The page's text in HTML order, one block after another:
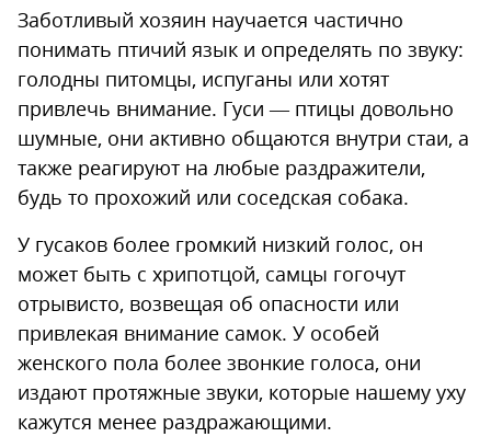
Заботливый хозяин научается частично
понимать птичий язык и определять по звуку:
голодны питомцы, испуганы или хотят
привлечь внимание. Гуси — птицы довольно
шумные, они активно общаются внутри стаи, а
также реагируют на любые раздражители,
будь то прохожий или соседская собака.
У гусаков более громкий низкий голос, он
может быть с хрипотцой, самцы гогочут
отрывисто, возвещая об опасности или
привлекая внимание самок. У особей
женского пола более звонкие голоса, они
издают протяжные звуки, которые нашему уху
кажутся менее раздражающими.